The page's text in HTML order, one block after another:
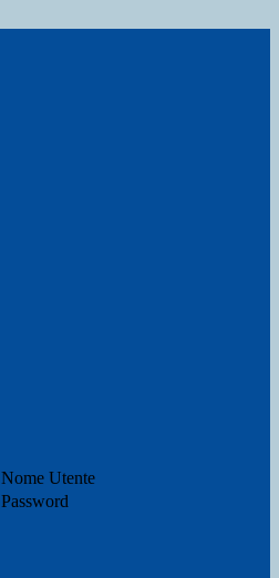
Nome Utente
Password